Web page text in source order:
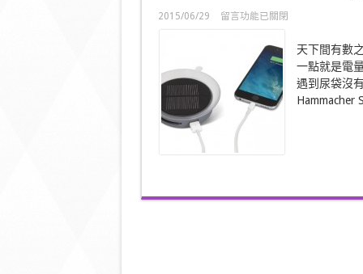
2015/06/29
在
You’re
my
sunshine〉
中
留言功能已關閉
天下間有數
一點就是電
遇到尿袋沒
Hammacher